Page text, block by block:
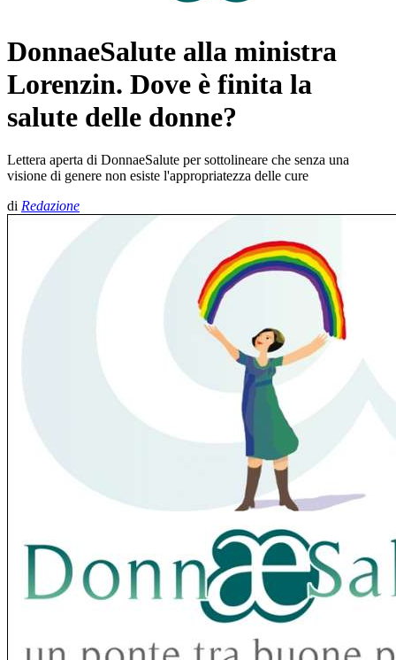
DonnaeSalute alla ministra
Lorenzin. Dove è finita la
salute delle donne?
Lettera aperta di DonnaeSalute per sottolineare che senza una
visione di genere non esiste l'appropriatezza delle cure
di Redazione